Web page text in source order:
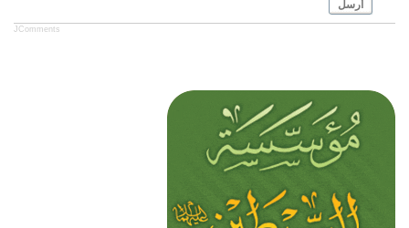
أرسل
JComments